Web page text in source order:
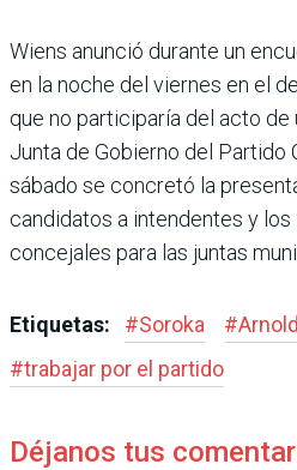
Wiens anunció durante un
en la noche del viernes en el
que no participaría del acto
Junta de Gobierno del Partido
sábado se concretó la
candidatos a inten­dentes y los
concejales para las juntas
Etiquetas: #Soroka #
#trabajar por el partido
Déjanos tus